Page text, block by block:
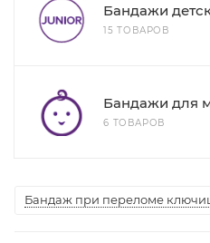
Бандажи
15 ТОВАРОВ
Бандажи для
6 ТОВАРОВ
Бандаж при переломе